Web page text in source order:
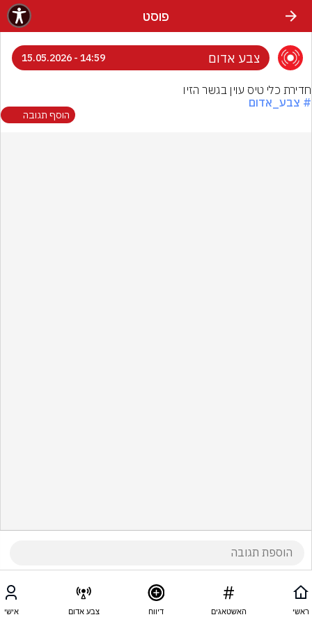
פוסט
צבע אדום 14:59 - 15.05.2026
חדירת כלי טיס עוין בגשר הזיו
# צבע_אדום
הוסף תגובה
ראשי האשטאגים דיווח צבע אדום אישי